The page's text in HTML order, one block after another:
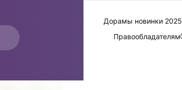
Дорамы новинки 2025
Правообладателям